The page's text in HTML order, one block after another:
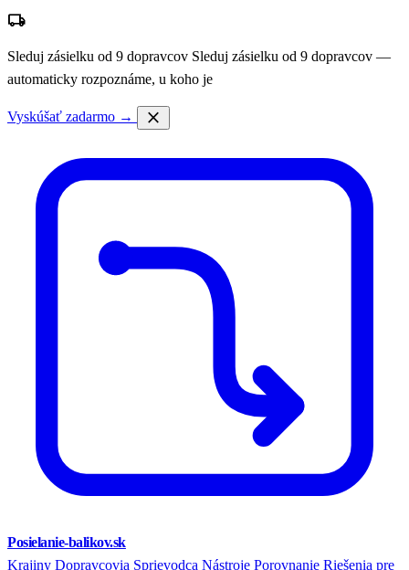
local_shipping
Sleduj zásielku od 9 dopravcov Sleduj zásielku od 9 dopravcov —
automaticky rozpoznáme, u koho je
Vyskúšať zadarmo → close
Posielanie-balikov.sk
Krajiny Dopravcovia Sprievodca Nástroje Porovnanie Riešenia pre